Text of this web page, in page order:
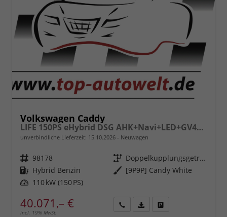
Volkswagen Caddy
LIFE 150PS eHybrid DSG AHK+Navi+LED+GV4+PDC+Sitzheiz+App-Connect
unverbindliche Lieferzeit: 15.10.2026 Neuwagen
Fahrzeugnr. 98178 Getriebe
Doppelkupplungsgetriebe (DSG)
Kraftstoff Hybrid Benzin Außenfarbe [9P9P] Candy White
Leistung 110 kW (150 PS)
40.071,– €
incl. 19% MwSt.